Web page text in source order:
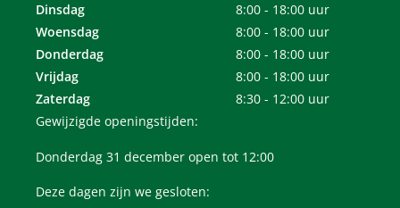
Dinsdag
8:00 - 18:00 uur
Woensdag
8:00 - 18:00 uur
Donderdag
8:00 - 18:00 uur
Vrijdag
8:00 - 18:00 uur
Zaterdag
8:30 - 12:00 uur
Gewijzigde openingstijden:
Donderdag 31 december open tot 12:00
Deze dagen zijn we gesloten: